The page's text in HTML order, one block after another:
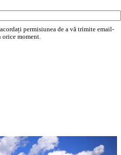
permisiunea de a vă trimite email-
orice moment.